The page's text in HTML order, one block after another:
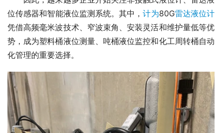
位传感器和智能液位监测系统。其中，计为80G雷达液位计
凭借高频毫米波技术、窄波束角、安装灵活和维护量低等优
势，成为塑料桶液位测量、吨桶液位监控和化工周转桶自动
化管理的重要选择。